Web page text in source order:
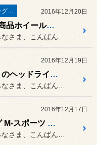
スタイリング系 ホイール＆タイヤ＆エアロパーツ 2016年12月20日
WORK（ワーク）新商品ホイール登場❤ WORK Gran Seeker CCX（グランシーカー シーシーエックス）
2016年12月19日
BMW E90 3シリーズ のヘッドライト“タマ”交換作業 ／ BREX ULTRA Blighter D1S 6800K
2016年12月17日
BMW F11 ツーリング M-スポーツ のランセンスランプ交換作業 ／ BREX BGC733